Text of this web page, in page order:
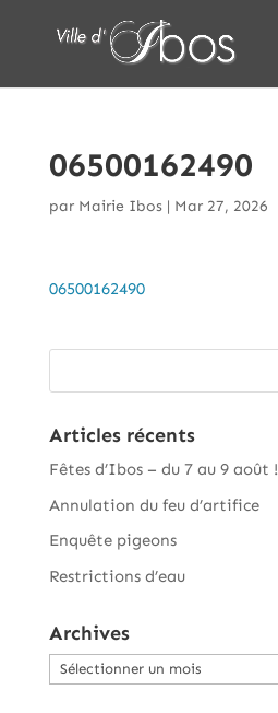
06500162490
par Mairie Ibos| Mar 27, 2026
06500162490
Articles récents
Fêtes d’Ibos – du 7 au 9 août !
Annulation du feu d’artifice
Enquête pigeons
Restrictions d’eau
Archives
Archives